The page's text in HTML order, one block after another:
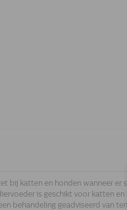
bij katten en honden wanneer er
is geschikt voor katten
behandeling geadviseerd van